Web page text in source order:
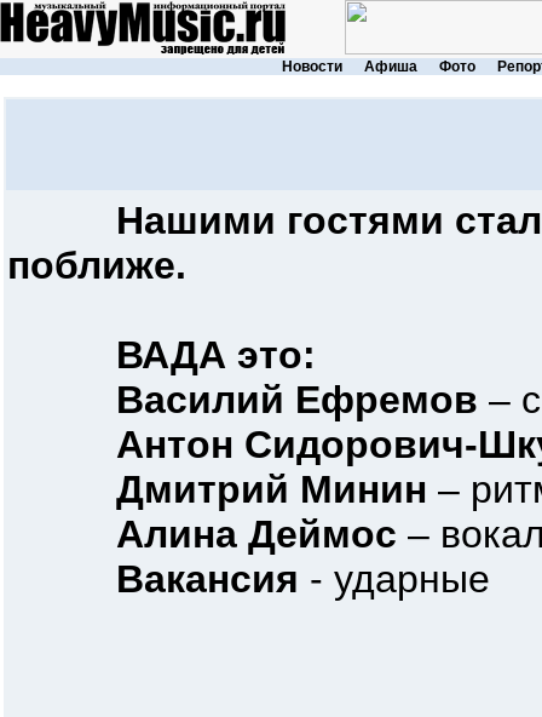
Новости Афиша Фото
Нашими гостями
поближе.
ВАДА это:
Василий Ефремов –
Антон Сидорович-
Дмитрий Минин –
Алина Деймос –
Вакансия - ударные